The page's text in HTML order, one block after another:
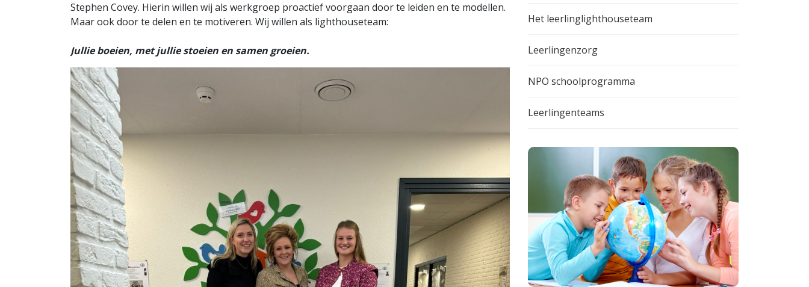
Stephen Covey. Hierin willen wij als werkgroep proactief voorgaan door te leiden en te modellen.
Maar ook door te delen en te motiveren. Wij willen als lighthouseteam:
Jullie boeien, met jullie stoeien en samen groeien.
Het leerlinglighthouseteam
Leerlingenzorg
NPO schoolprogramma
Leerlingenteams